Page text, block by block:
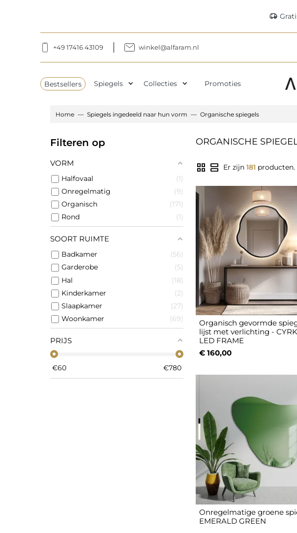
delivery_truck_speed
+49 17416 43109 winkel@alfaram.nl
Bestsellers Spiegels expand_more Collecties expand_more Promoties
Home Spiegels ingedeeld naar hun vorm Organische spiegels
Filteren op
VORM
Halfovaal
1
Onregelmatig
9
Organisch
171
Rond
1
SOORT RUIMTE
Badkamer
56
Garderobe
5
Hal
18
Kinderkamer
2
Slaapkamer
27
Woonkamer
69
PRIJS
€60 €780
ORGANISCHE
grid_view view_agenda Er zijn 181 producten.
Organisch gevormde
lijst met verlichting -
LED FRAME
€ 160,00
Onregelmatige groene
EMERALD GREEN